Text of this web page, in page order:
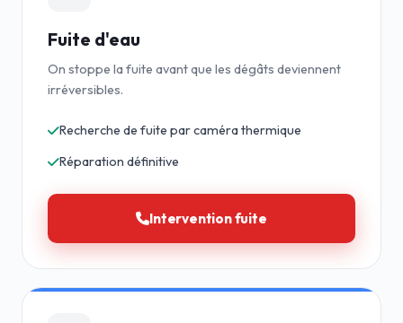
Fuite d'eau
On stoppe la fuite avant que les dégâts deviennent
irréversibles.
Recherche de fuite par caméra thermique
Réparation définitive
Intervention fuite